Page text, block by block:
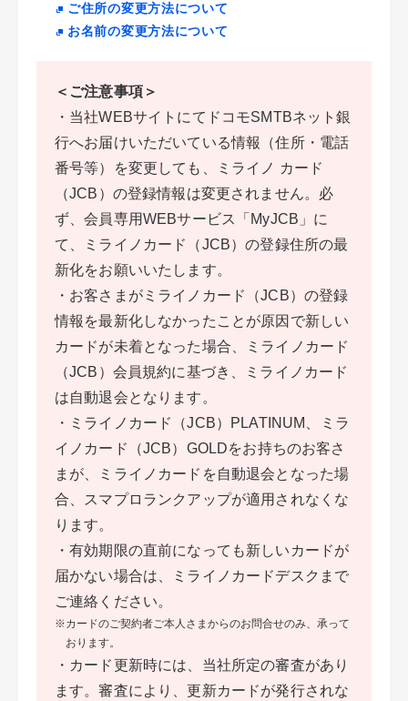
ご住所の変更方法について
お名前の変更方法について
＜ご注意事項＞
・当社WEBサイトにてドコモSMTBネット銀
行へお届けいただいている情報（住所・電話
番号等）を変更しても、ミライノ カード
（JCB）の登録情報は変更されません。必
ず、会員専用WEBサービス「MyJCB」に
て、ミライノカード（JCB）の登録住所の最
新化をお願いいたします。
・お客さまがミライノカード（JCB）の登録
情報を最新化しなかったことが原因で新しい
カードが未着となった場合、ミライノカード
（JCB）会員規約に基づき、ミライノカード
は自動退会となります。
・ミライノカード（JCB）PLATINUM、ミラ
イノカード（JCB）GOLDをお持ちのお客さ
まが、ミライノカードを自動退会となった場
合、スマプロランクアップが適用されなくな
ります。
・有効期限の直前になっても新しいカードが
届かない場合は、ミライノカードデスクまで
ご連絡ください。
※カードのご契約者ご本人さまからのお問合せのみ、承って
おります。
・ カード更新時には、当社所定の審査があり
ます。審査により、更新カードが発行されな